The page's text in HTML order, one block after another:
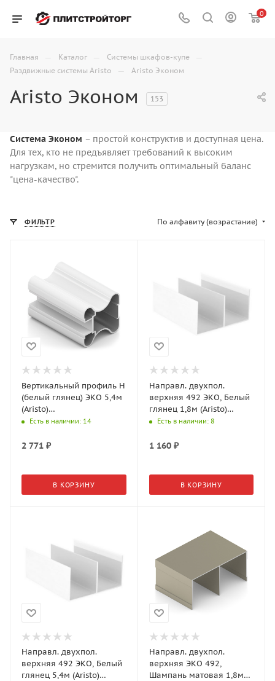
0
Главная — Каталог — Системы шкафов-купе —
Раздвижные системы Aristo — Aristo Эконом
Aristo Эконом 153
Система Эконом – простой конструктив и доступная цена.
Для тех, кто не предъявляет требований к высоким
нагрузкам, но стремится получить оптимальный баланс
"цена-качество".
ФИЛЬТР По алфавиту (возрастание)
Вертикальный профиль Н
(белый глянец) ЭКО 5,4м
(Aristo)
AE0503.VP540.WHGPC.CJ
Есть в наличии: 14
2 771 ₽
В КОРЗИНУ
Направл. двухпол.
верхняя 492 ЭКО, Белый
глянец 1,8м (Aristo)
AE0492.VP540.WHGPC.CJ
Есть в наличии: 8
1 160₽
В КОРЗИНУ
Направл. двухпол.
верхняя 492 ЭКО, Белый
глянец 5,4м (Aristo)
Направл. двухпол.
верхняя ЭКО 492,
Шампань матовая 1,8м